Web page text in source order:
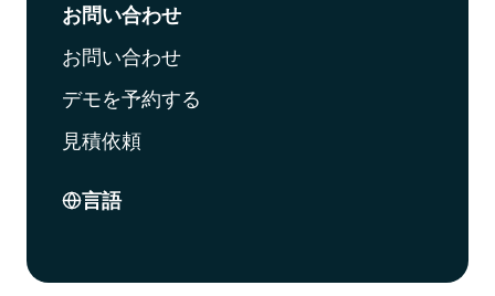
お問い合わせ
お問い合わせ
デモを予約する
見積依頼
言語